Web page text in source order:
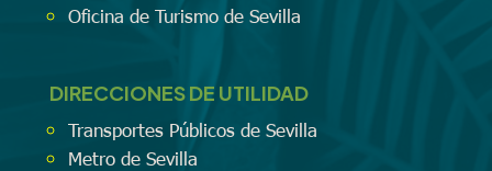
Oficina de Turismo de Sevilla
DIRECCIONES DE UTILIDAD
Transportes Públicos de Sevilla
Metro de Sevilla